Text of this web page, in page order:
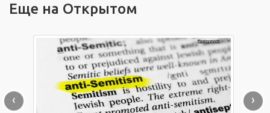
Еще на Открытом
‹ ›